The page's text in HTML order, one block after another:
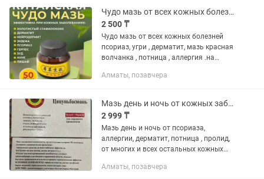
– қара зире...
Чудо мазь от всех кожных болезней
2 500 ₸
Чудо мазь от всех кожных болезней
псориаз, угри , дерматит, мазь красная
волчанка , потница , аллергия .на
В розницу 3500
Алматы, позавчера
Мазь день и ночь от кожных заболеваний оптом и в розницу
2 999 ₸
Мазь день и ночь от псориаза,
аллергии, дерматит, потница , пролид,
от многих и всех остальных кожных
тюбика дневной и ночной. , на рынке
Алматы, позавчера